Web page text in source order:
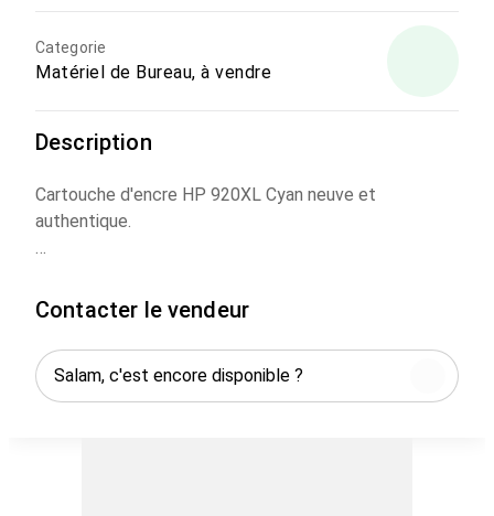
Categorie
Matériel de Bureau, à vendre
Description
Cartouche d'encre HP 920XL Cyan neuve et
authentique.
- Couleur : Cyan
- Compatible avec les imprimantes HP Officejet
Prix intéressant pour optimiser vos impressions.
Contacter le vendeur